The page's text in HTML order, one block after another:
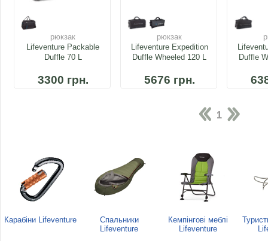
рюкзак
Lifeventure Packable
Duffle 70 L
3300 грн.
рюкзак
Lifeventure Expedition
Duffle Wheeled 120 L
5676 грн.
Duffle
1
Карабіни Lifeventure
Спальники
Lifeventure
Кемпінгові меблі
Lifeventure